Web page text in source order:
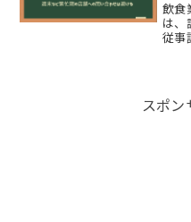
飲食
は、
従事
スポン